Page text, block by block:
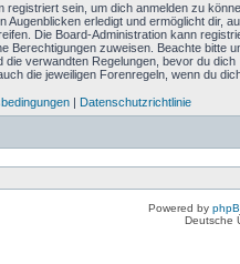
registriert sein, um dich anmelden zu
Augenblicken erledigt und ermöglicht dir,
Die Board-Administration kann
Berechtigungen zuweisen. Beachte bitte
die verwandten Regelungen, bevor du dich
die jeweiligen Forenregeln, wenn du
| Datenschutzrichtlinie
Powered by
Deutsche